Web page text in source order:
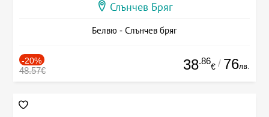
Слънчев Бряг
Белвю - Слънчев бряг
-20%
48.57€ 38.86
€ / 76лв.